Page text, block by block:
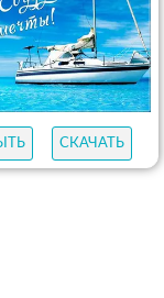
СКАЧАТЬ